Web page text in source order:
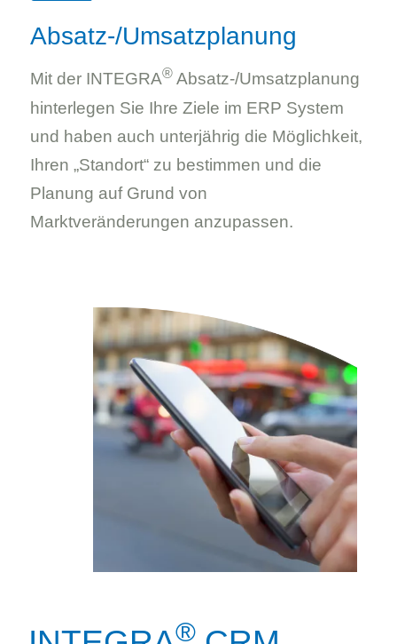
Absatz-/Umsatzplanung
Mit der INTEGRA®Absatz-/Umsatzplanung
hinterlegen Sie Ihre Ziele im ERP System
und haben auch unterjährig die Möglichkeit,
Ihren „Standort“ zu bestimmen und die
Planung auf Grund von
Marktveränderungen anzupassen.
®